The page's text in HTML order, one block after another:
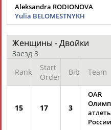
Aleksandra RODIONOVA
Yulia BELOMESTNYKH
Женщины - Двойки
Заезд 3
Rank
Start
Order
Bib Team
15 17 3
OAR
России